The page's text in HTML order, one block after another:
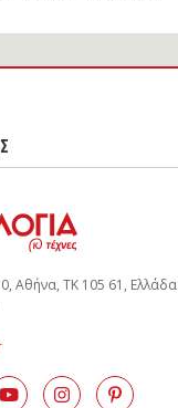
Αθήνα, ΤΚ 105 61, Ελλάδα